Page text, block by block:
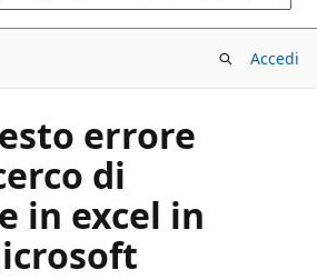
Accedi
errore
di
in excel in